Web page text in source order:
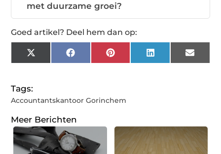
met duurzame groei?
Goed artikel? Deel hem dan op:
X
(Twitter)
FacebookPinterestLinkedInEmail
Tags:
Accountantskantoor Gorinchem
Meer Berichten